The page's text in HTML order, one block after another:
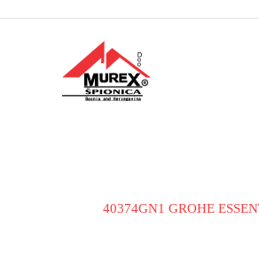
40374GN1 GROHE